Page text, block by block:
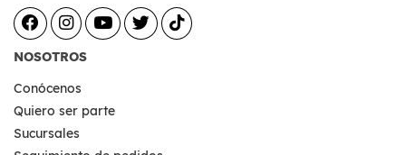
NOSOTROS
Conócenos
Quiero ser parte
Sucursales